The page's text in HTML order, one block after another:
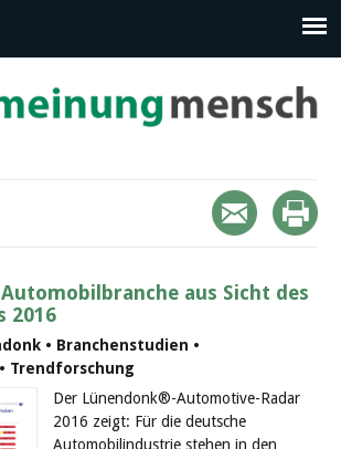
aus Sicht des
2016
• Branchenstudien •
Trendforschung
Der Lünendonk®-Automotive-Radar
2016 zeigt: Für die deutsche
Automobilindustrie stehen in den